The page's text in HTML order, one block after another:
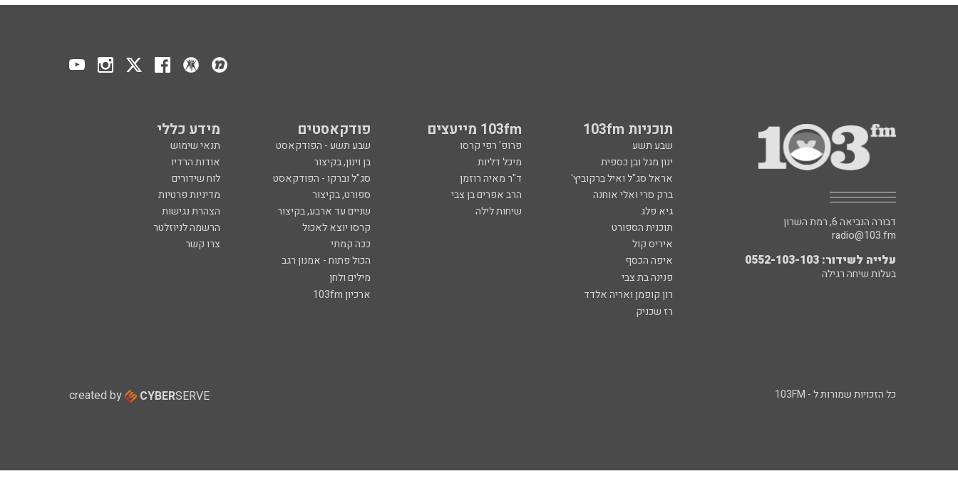
תוכניות 103fm 103fm מייעצים פודקאסטים מידע כללי
שבע תשע פרופ' רפי קרסו שבע תשע - הפודקאסט
תנאי שימוש
ינון מגל ובן כספית
מיכל דליות בן וינון, בקיצור
אודות הרדיו
אראל סג"ל ואיל ברקוביץ'
ד"ר מאיה רוזמן סג"ל וברקו - הפודקאסט
לוח שידורים
ברק סרי ואלי אוחנה
הרב אפרים בן צבי ספורט, בקיצור
מדיניות פרטיות
גיא פלג
שיחות לילה שניים עד ארבע, בקיצור
הצהרת נגישות
תוכנית הספורט
קרסו יוצא לאכול
הרשמה לניוזלטר
איריס קול
ככה קמתי
צרו קשר
איפה הכסף
הכול פתוח - אמנון רגב
פנינה בת צבי
מילים ולחן
רון קופמן ואריה אלדד
ארכיון 103fm
רז שכניק
דבורה הנביאה 6, רמת השרון
radio@103.fm
עלייה לשידור: 0552-103-103
בעלות שיחה רגילה
כל הזכויות שמורות ל - 103FM created by CYBERSERVE